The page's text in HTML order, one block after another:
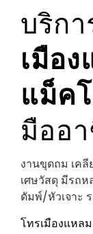
บริกา
เมือ
แม็ค
มืออ
งานขุดถม เค
เศษวัสดุ มีรถ
ดัมพ์/หัวเจาะ
โทรเมืองแหล